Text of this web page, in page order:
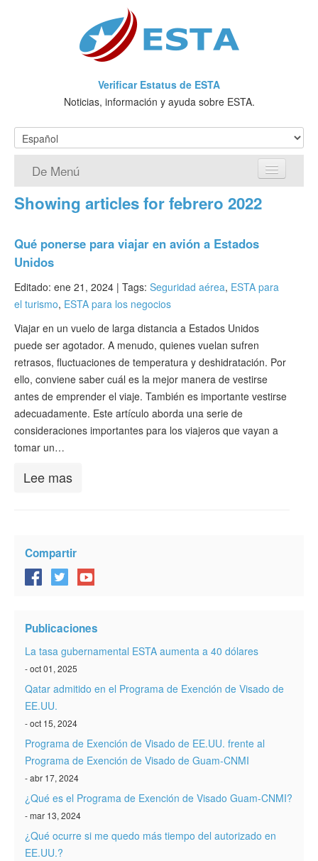
Verificar Estatus de ESTA
Noticias, información y ayuda sobre ESTA.
De Menú
Página de inicio
¿Qué es ESTA?
VWP
Verificar ESTA
ESTA Información
Contacto
Showing articles for febrero 2022
Qué ponerse para viajar en avión a Estados
Unidos
Editado: ene 21, 2024 | Tags: Seguridad aérea, ESTA para
el turismo, ESTA para los negocios
Viajar en un vuelo de larga distancia a Estados Unidos
puede ser agotador. A menudo, quienes vuelan sufren
retrasos, fluctuaciones de temperatura y deshidratación. Por
ello, conviene saber cuál es la mejor manera de vestirse
antes de emprender el viaje. También es importante vestirse
adecuadamente. Este artículo aborda una serie de
consideraciones importantes para los viajeros que vayan a
tomar un…
Lee mas
Compartir
Publicaciones
La tasa gubernamental ESTA aumenta a 40 dólares
- oct 01, 2025
Qatar admitido en el Programa de Exención de Visado de
EE.UU.
- oct 15, 2024
Programa de Exención de Visado de EE.UU. frente al
Programa de Exención de Visado de Guam-CNMI
- abr 17, 2024
¿Qué es el Programa de Exención de Visado Guam-CNMI?
- mar 13, 2024
¿Qué ocurre si me quedo más tiempo del autorizado en
EE.UU.?